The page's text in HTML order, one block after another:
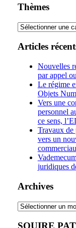
Thèmes
Thèmes
Articles
Nouvelles
par appel
Le régime
Objets
Vers une
personnel
ce sens,
Travaux de
vers un
juridiques
Archives
Archives